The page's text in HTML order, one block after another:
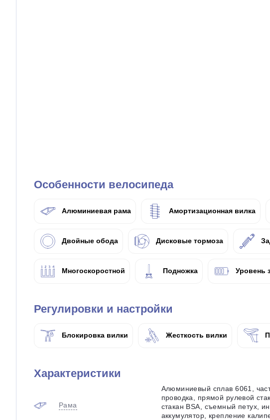
Особенности велосипеда
Алюминиевая рама Амортизационная вилка
Двойные обода Дисковые тормоза
Многоскоростной Подножка Уровень
Регулировки и настройки
Блокировка вилки Жесткость вилки
Характеристики
Рама
Алюминиевый сплав 6061,
проводка, прямой рулевой
стакан BSA, съемный петух,
аккумулятор, крепление